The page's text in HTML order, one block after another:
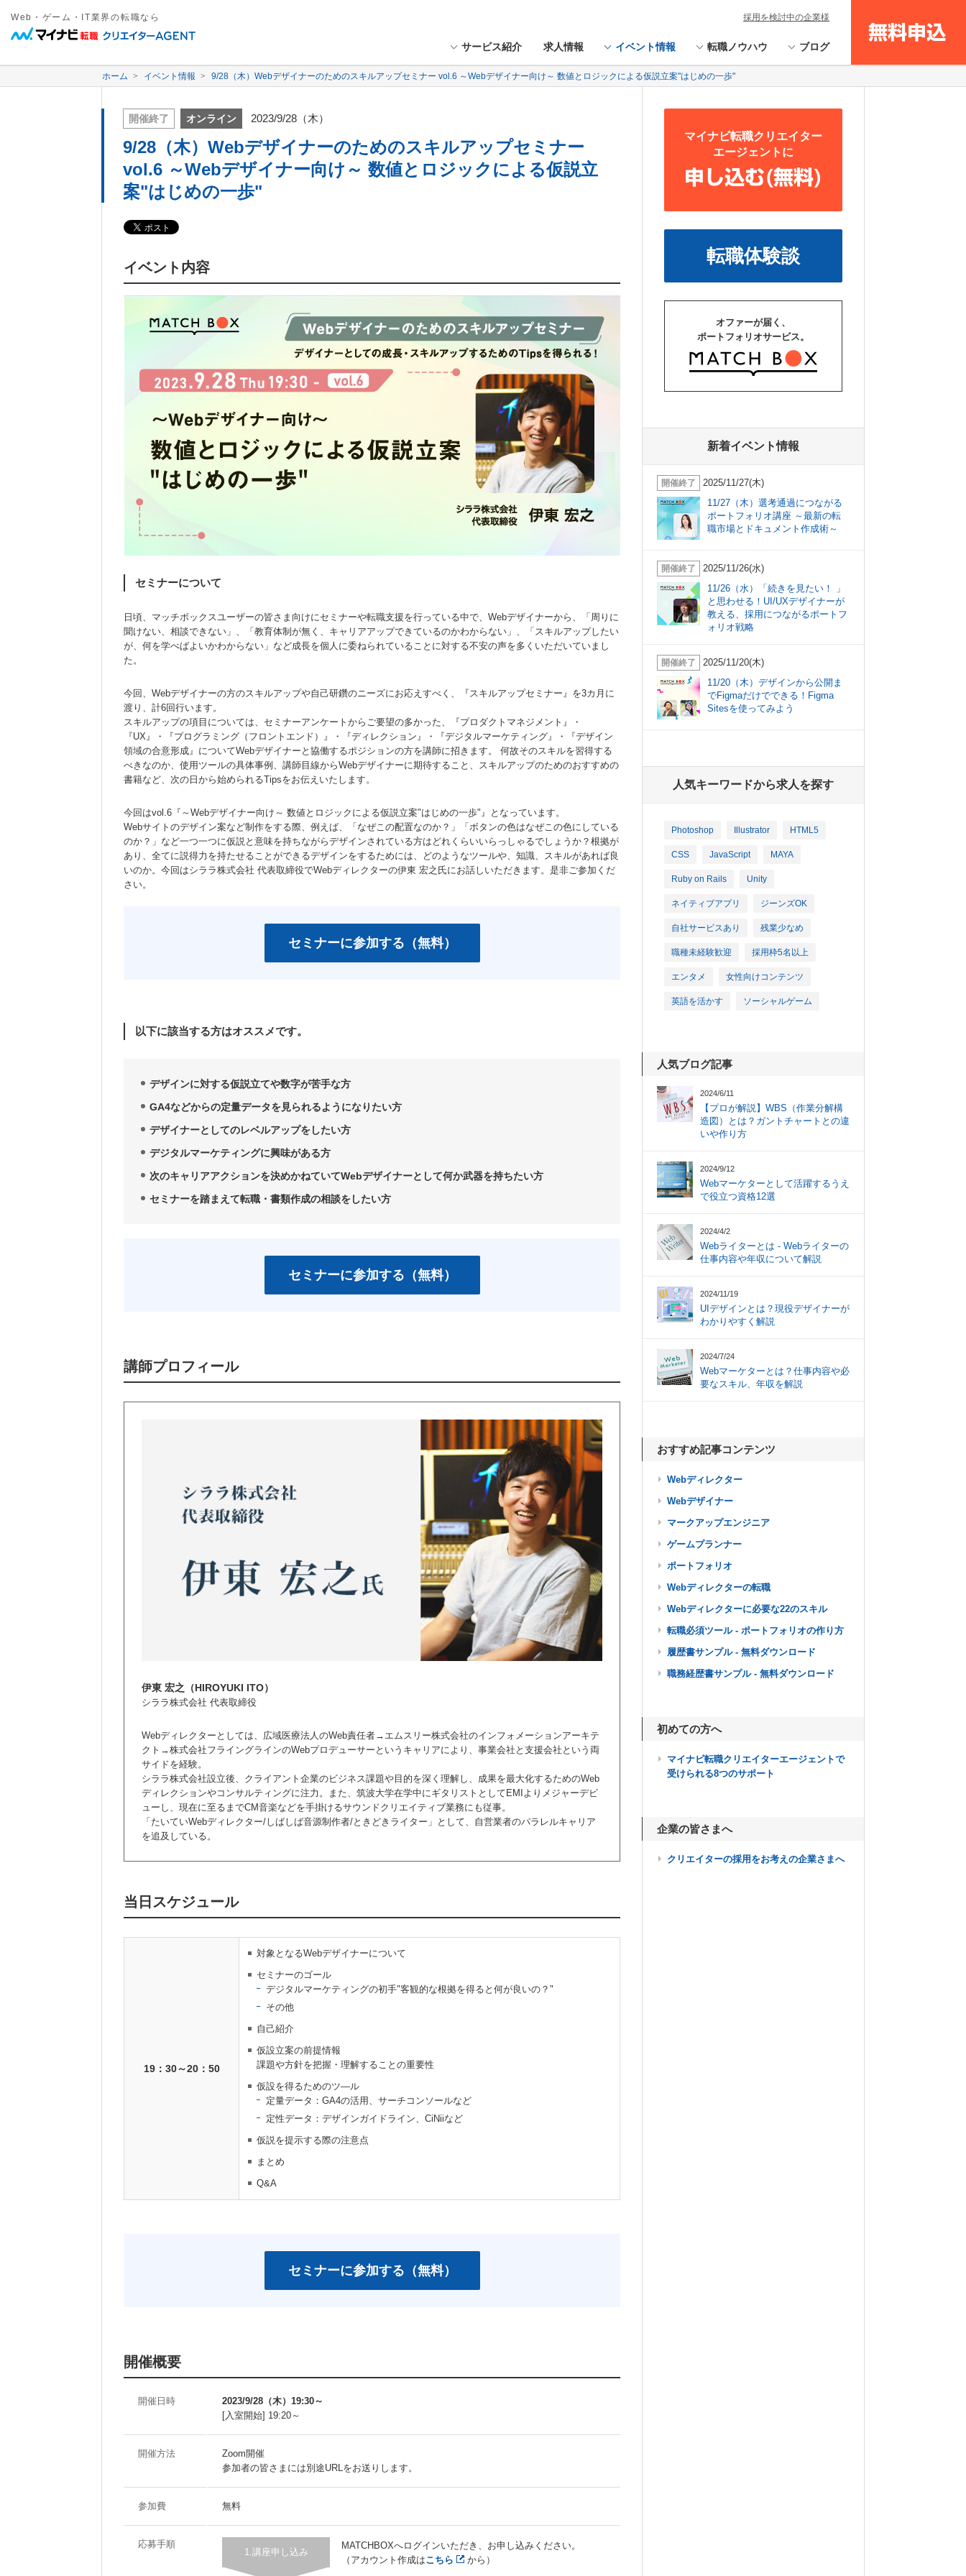
Web・ゲーム・IT業界の転職なら
サービス紹介 求人情報 イベント情報 転職ノウハウ ブログ
無料申込
採用を検討中の企業様
ホーム イベント情報 9/28（木）Webデザイナーのためのスキルアップセミナー vol.6 ～Webデザイナー向け～ 数値とロジックによる仮説立案"はじめの一歩"
開催終了 オンライン 2023/9/28（木）
9/28（木）Webデザイナーのためのスキルアップセミナー
vol.6 ～Webデザイナー向け～ 数値とロジックによる仮説立
案"はじめの一歩"
イベント内容
セミナーについて
日頃、マッチボックスユーザーの皆さま向けにセミナーや転職支援を行っている中で、Webデザイナーから、「周りに
聞けない、相談できない」、「教育体制が無く、キャリアアップできているのかわからない」、「スキルアップしたい
が、何を学べばよいかわからない」など成長を個人に委ねられていることに対する不安の声を多くいただいていまし
た。
今回、Webデザイナーの方のスキルアップや自己研鑽のニーズにお応えすべく、『スキルアップセミナー』を3カ月に
渡り、計6回行います。
スキルアップの項目については、セミナーアンケートからご要望の多かった、『プロダクトマネジメント』・
『UX』・『プログラミング（フロントエンド）』・『ディレクション』・『デジタルマーケティング』・『デザイン
領域の合意形成』についてWebデザイナーと協働するポジションの方を講師に招きます。 何故そのスキルを習得する
べきなのか、使用ツールの具体事例、講師目線からWebデザイナーに期待すること、スキルアップのためのおすすめの
書籍など、次の日から始められるTipsをお伝えいたします。
今回はvol.6『～Webデザイナー向け～ 数値とロジックによる仮説立案"はじめの一歩"』となっています。
Webサイトのデザイン案など制作をする際、例えば、「なぜこの配置なのか？」「ボタンの色はなぜこの色にしている
のか？」など一つ一つに仮説と意味を持ちながらデザインされている方はどれくらいいらっしゃるでしょうか？根拠が
あり、全てに説得力を持たせることができるデザインをするためには、どのようなツールや、知識、スキルがあれば良
いのか。今回はシララ株式会社 代表取締役でWebディレクターの伊東 宏之氏にお話しいただきます。是非ご参加くだ
さい。
セミナーに参加する（無料）
以下に該当する方はオススメです。
デザインに対する仮説立てや数字が苦手な方
GA4などからの定量データを見られるようになりたい方
デザイナーとしてのレベルアップをしたい方
デジタルマーケティングに興味がある方
次のキャリアアクションを決めかねていてWebデザイナーとして何か武器を持ちたい方
セミナーを踏まえて転職・書類作成の相談をしたい方
セミナーに参加する（無料）
講師プロフィール
伊東 宏之（HIROYUKI ITO）
シララ株式会社 代表取締役
Webディレクターとしては、広域医療法人のWeb責任者→エムスリー株式会社のインフォメーションアーキテ
クト→株式会社フライングラインのWebプロデューサーというキャリアにより、事業会社と支援会社という両
サイドを経験。
シララ株式会社設立後、クライアント企業のビジネス課題や目的を深く理解し、成果を最大化するためのWeb
ディレクションやコンサルティングに注力。また、筑波大学在学中にギタリストとしてEMIよりメジャーデビ
ューし、現在に至るまでCM音楽などを手掛けるサウンドクリエイティブ業務にも従事。
「たいていWebディレクター/しばしば音源制作者/ときどきライター」として、自営業者のパラレルキャリア
を追及している。
当日スケジュール
19：30～20：50
対象となるWebデザイナーについて
セミナーのゴール
デジタルマーケティングの初手"客観的な根拠を得ると何が良いの？"
その他
自己紹介
仮設立案の前提情報
課題や方針を把握・理解することの重要性
仮設を得るためのツ―ル
定量データ：GA4の活用、サーチコンソールなど
定性データ：デザインガイドライン、CiNiiなど
仮説を提示する際の注意点
まとめ
Q&A
開催概要
開催日時
2023/9/28（木）19:30～
[入室開始] 19:20～
開催方法
Zoom開催
参加者の皆さまには別途URLをお送りします。
参加費 無料
応募手順
1.講座申し込み
MATCHBOXへログインいただき、お申し込みください。
（アカウント作成はこちら から）
マイナビ転職クリエイター
エージェントに
申し込む(無料)
転職体験談
オファーが届く、
ポートフォリオサービス。
新着イベント情報
開催終了
2025/11/27(木)
11/27（木）選考通過につながる
ポートフォリオ講座 ～最新の転
職市場とドキュメント作成術～
開催終了
2025/11/26(水)
11/26（水）「続きを見たい！ 」
と思わせる！UI/UXデザイナーが
教える、採用につながるポートフ
ォリオ戦略
開催終了
2025/11/20(木)
11/20（木）デザインから公開ま
でFigmaだけでできる！Figma
Sitesを使ってみよう
人気キーワードから求人を探す
Photoshop Illustrator HTML5
CSS JavaScript MAYA
Ruby on Rails Unity
ネイティブアプリ ジーンズOK
自社サービスあり 残業少なめ
職種未経験歓迎 採用枠5名以上
エンタメ 女性向けコンテンツ
英語を活かす ソーシャルゲーム
人気ブログ記事
2024/6/11
【プロが解説】WBS（作業分解構
造図）とは？ガントチャートとの違
いや作り方
2024/9/12
Webマーケターとして活躍するうえ
で役立つ資格12選
2024/4/2
Webライターとは - Webライターの
仕事内容や年収について解説
2024/11/19
UIデザインとは？現役デザイナーが
わかりやすく解説
2024/7/24
Webマーケターとは？仕事内容や必
要なスキル、年収を解説
おすすめ記事コンテンツ
Webディレクター
Webデザイナー
マークアップエンジニア
ゲームプランナー
ポートフォリオ
Webディレクターの転職
Webディレクターに必要な22のスキル
転職必須ツール - ポートフォリオの作り方
履歴書サンプル - 無料ダウンロード
職務経歴書サンプル - 無料ダウンロード
初めての方へ
マイナビ転職クリエイターエージェントで
受けられる8つのサポート
企業の皆さまへ
クリエイターの採用をお考えの企業さまへ